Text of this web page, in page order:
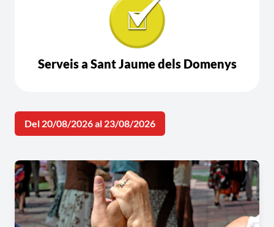
Serveis a Sant Jaume dels Domenys
Del 20/08/2026 al 23/08/2026